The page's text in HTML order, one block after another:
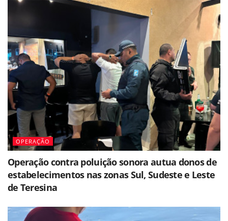
OPERAÇÃO
Operação contra poluição sonora autua donos de
estabelecimentos nas zonas Sul, Sudeste e Leste
de Teresina